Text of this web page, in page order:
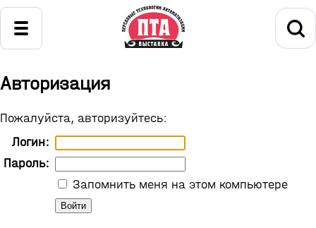
Авторизация
Пожалуйста, авторизуйтесь:
Логин:
Пароль:
Запомнить меня на этом компьютере